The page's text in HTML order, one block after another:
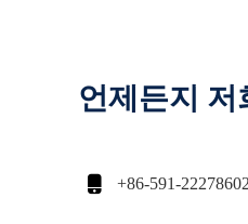
언제든지
 +86-591-22278602